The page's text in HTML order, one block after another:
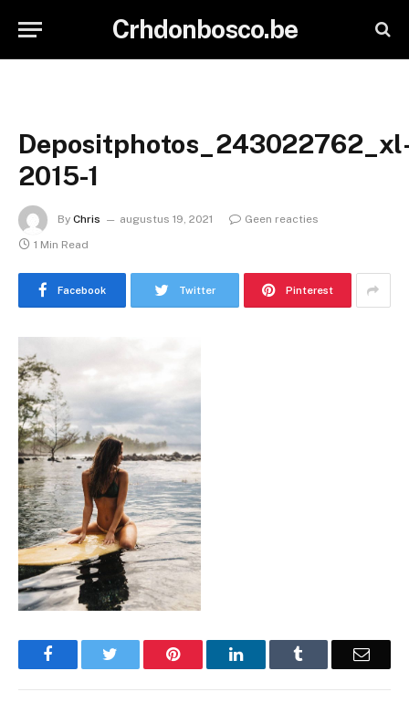
Crhdonbosco.be
2015-1
By Chris augustus 19, 2021
Geen reacties
1 Min Read
Facebook Twitter Pinterest
Facebook Pinterest LinkedIn Email